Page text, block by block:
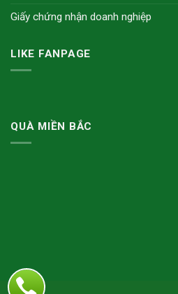
Giấy chứng nhận doanh nghiệp
LIKE FANPAGE
QUÀ MIỀN BẮC